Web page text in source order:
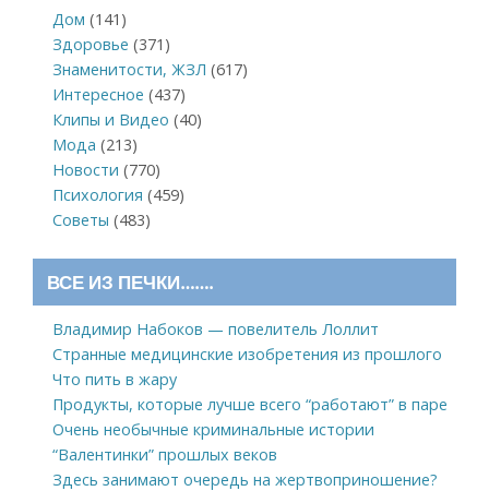
Дом (141)
Здоровье (371)
Знаменитости, ЖЗЛ (617)
Интересное (437)
Клипы и Видео (40)
Мода (213)
Новости (770)
Психология (459)
Советы (483)
ВСЕ ИЗ ПЕЧКИ…….
Владимир Набоков — повелитель Лоллит
Странные медицинские изобретения из прошлого
Что пить в жару
Продукты, которые лучше всего “работают” в паре
Очень необычные криминальные истории
“Валентинки” прошлых веков
Здесь занимают очередь на жертвоприношение?